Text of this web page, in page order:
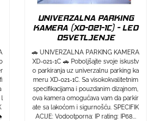
UNIVERZALNA PARKING
KAMERA (XD-021-1C) - LED
OSVETLJENJE
🚗 UNIVERZALNA PARKING KAMERA
XD-021-1C 🚗 Poboljšajte svoje iskustv
o parkiranja uz univerzalnu parking ka
meru XD-021-1C. Sa visokokvalitetnim
specifikacijama i pouzdanim dizajnom,
ova kamera omogućava vam da parkir
ate sa lakoćom i sigurnošću. SPECIFIK
ACIJE: Vodootporna: IP rating: IP68...